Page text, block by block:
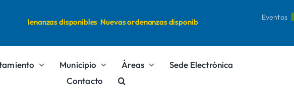
ordenanzas disponibles Nuevas ordenanzas disponibles Eventos
Municipio Áreas
Sede Electrónica
Contacto